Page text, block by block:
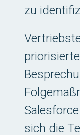
zu
sich die